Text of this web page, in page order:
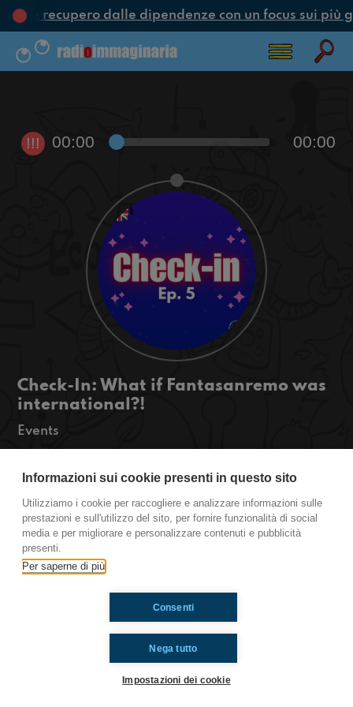
e recupero dalle dipendenze con un focus sui più
!!! 00:00 00:00
Check-In: What if Fantasanremo was
international?!
Events
you need from Sanremo and we will talk about
how fantasanremo would be if it was
international. Stay tuned for this and more!
Scaletta Check-In Sanremo 2025
http://www.radioimmaginaria.it
Ti è piaciuto? Condividilo!
Informazioni sui cookie presenti in questo sito
Utilizziamo i cookie per raccogliere e analizzare informazioni sulle
prestazioni e sull'utilizzo del sito, per fornire funzionalità di social
media e per migliorare e personalizzare contenuti e pubblicità
presenti.
Per saperne di più
Nega tutto
Consenti
Impostazioni dei cookie